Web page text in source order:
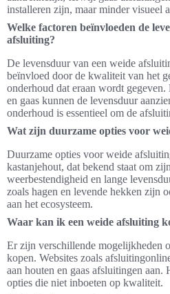
installeren zijn, maar minder visueel
Welke factoren beïnvloeden de
afsluiting?
De levensduur van een weide
beïnvloed door de kwaliteit van het
onderhoud dat eraan wordt
en gaas kunnen de levensduur
onderhoud is essentieel om de
Wat zijn duurzame opties voor
Duurzame opties voor weide
kastanjehout, dat bekend staat om
weerbestendigheid en lange
zoals hagen en levende hekken zijn
aan het ecosysteem.
Waar kan ik een weide afsluiting
Er zijn verschillende mogelijkheden
kopen. Websites zoals
aan houten en gaas afsluitingen
opties die niet inboeten op kwaliteit.